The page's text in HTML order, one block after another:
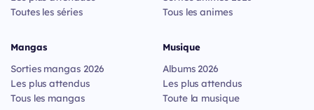
Toutes les séries
Tous les animes
Mangas
Sorties mangas 2026
Les plus attendus
Tous les mangas
Musique
Albums 2026
Les plus attendus
Toute la musique